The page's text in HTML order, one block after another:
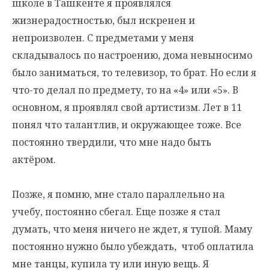
школе в Ташкенте я проявлялся
жизнерадостностью, был искренен и
непроизволен. С предметами у меня
складывалось по настроению, дома невыносимо
было заниматься, то телевизор, то брат. Но если я
что-то делал по предмету, то на «4» или «5». В
основном, я проявлял свой артистизм. Лет в 11
понял что талантлив, и окружающее тоже. Все
постоянно твердили, что мне надо быть
актёром.
Позже, я помню, мне стало параллельно на
учебу, постоянно сбегал. Еще позже я стал
думать, что меня ничего не ждет, я тупой. Маму
постоянно нужно было убеждать, чтоб оплатила
мне танцы, купила ту или иную вещь. Я